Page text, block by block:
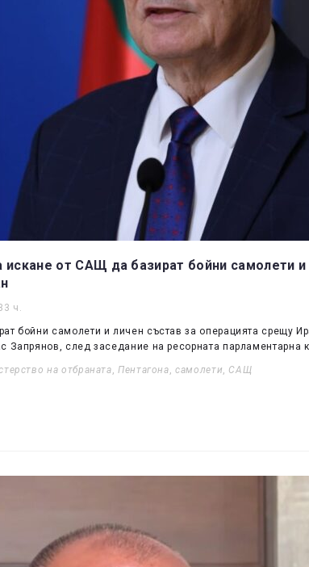
искане от САЩ да базират бойни самолети и
ч.
бойни самолети и личен състав за операцията срещу
Запрянов, след заседание на ресорната парламентарна
на отбраната,Пентагона,самолети, САЩ